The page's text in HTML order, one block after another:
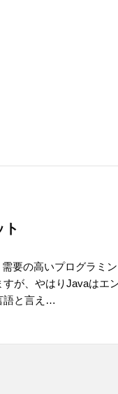
要の高いプログラミ
が、やはりJavaはエ
語と言え…